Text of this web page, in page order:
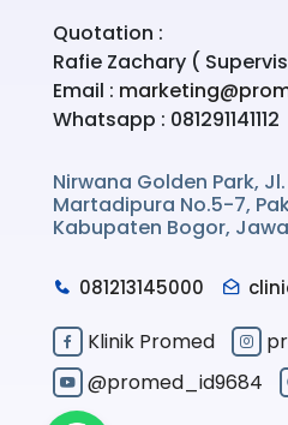
Quotation :
Rafie Zachary (
Email :
Whatsapp : 081291141112
Nirwana Golden Park,
Martadipura No.5-7,
Kabupaten Bogor, Jawa
081213145000
Klinik Promed
@promed_id9684